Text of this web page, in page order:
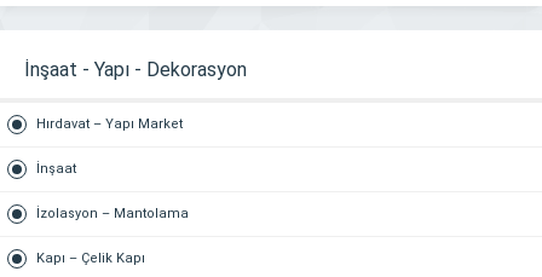
İnşaat - Yapı - Dekorasyon
Hırdavat – Yapı Market
İnşaat
İzolasyon – Mantolama
Kapı – Çelik Kapı